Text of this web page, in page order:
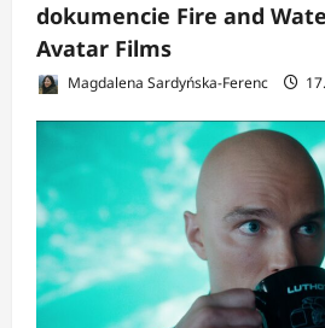
dokumencie Fire and
Avatar Films
Magdalena Sardyńska-Ferenc